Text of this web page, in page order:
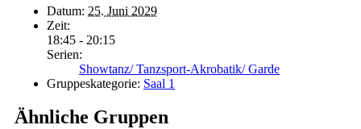
Datum: 25. Juni 2029
Zeit:
18:45 - 20:15
Serien:
Showtanz/ Tanzsport-Akrobatik/ Garde
Gruppeskategorie: Saal 1
Ähnliche Gruppen